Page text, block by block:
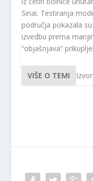
Sinai. Testiranja
područja pokazala
izvedbu prema
“objašnjava”
VIŠE O TEMI